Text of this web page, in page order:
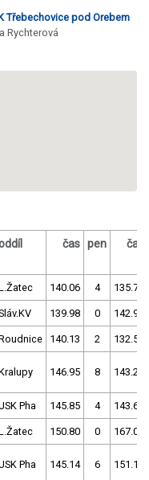
Třebechovice pod Orebem
Rychterová
čas pen čas
140.06 4 135.73
139.98 0 142.95
140.13 2 132.58
146.95 8 143.28
Pha 145.85 4 143.67
150.80 0 167.01
Pha 145.14 6 151.11